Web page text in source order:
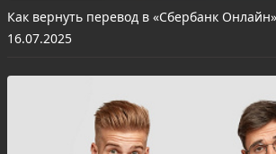
Как вернуть перевод в «Сбербанк
16.07.2025